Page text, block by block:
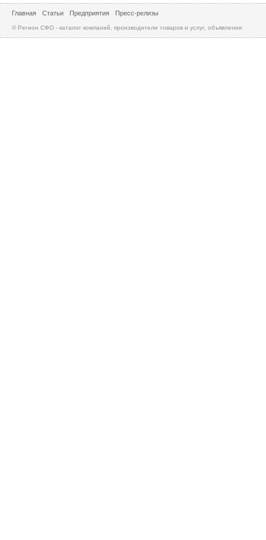
Главная Статьи Предприятия Пресс-релизы
© Регион СФО - каталог компаний, производители товаров и услуг, объявления